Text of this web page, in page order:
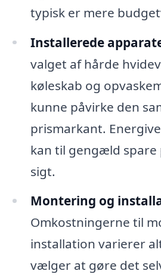
typisk er mere
Installerede
valget af hårde
køleskab og
kunne påvirke den
prismarkant.
kan til gengæld spare
sigt.
Montering og
Omkostningerne til
installation varierer
vælger at gøre det